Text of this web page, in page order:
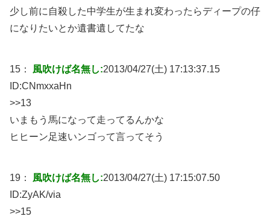
少し前に自殺した中学生が生まれ変わったらディープの仔
になりたいとか遺書遺してたな
15： 風吹けば名無し:2013/04/27(土) 17:13:37.15
ID:CNmxxaHn
>>13
いまもう馬になって走ってるんかな
ヒヒーン足速いンゴって言ってそう
19： 風吹けば名無し:2013/04/27(土) 17:15:07.50
ID:ZyAK/via
>>15